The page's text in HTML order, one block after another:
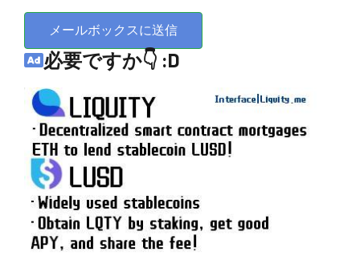
メールボックスに送信
必要ですか👇 :D